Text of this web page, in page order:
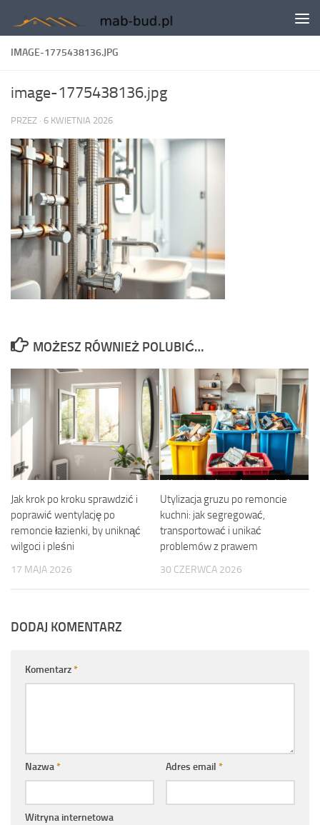
Skip to content
IMAGE-1775438136.JPG
image-1775438136.jpg
PRZEZ · 6 KWIETNIA 2026
MOŻESZ RÓWNIEŻ POLUBIĆ…
Jak krok po kroku sprawdzić i
poprawić wentylację po
remoncie łazienki, by uniknąć
wilgoci i pleśni
17 MAJA 2026
Utylizacja gruzu po remoncie
kuchni: jak segregować,
transportować i unikać
problemów z prawem
30 CZERWCA 2026
DODAJ KOMENTARZ
Komentarz*
Nazwa* Adres email *
Witryna internetowa